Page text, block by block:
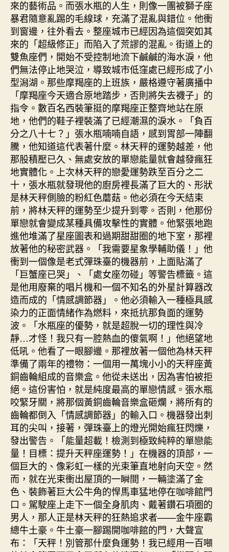
來的藝術品。而張水瓶的人生，則像一團被獅子座
暴君隨意亂踢的毛線球，充滿了混亂與錯位。他衝
到窗邊，往外看去。整座城市已經因為這個突如其
來的「超級修正」而陷入了荒謬的混亂。街道上的
雙魚座們，開始不受控制地流下鹹鹹的海水淚，他
們無法停止地哭泣，導致城市低窪處已經形成了小
型潟湖。那些摩羯座的上班族，嚴格遵守著廣播中
「摩羯座今天適合原地踏步，否則將失去襪子」的
指令。數百名西裝筆挺的摩羯座正整齊地站在原
地，他們的鞋子裡裝滿了已經潮濕的淚水。「負百
分之八十七？」張水瓶喃喃自語，感到胃部一陣翻
騰，他知道這代表著什麼。林天秤的運勢越差，他
那股積壓已久、無處安放的單戀能量就會越發瘋狂
地實體化。上次林天秤的戀愛運勢跌至百分之二
十，張水瓶就發現他的廚房裡長滿了巨大的、形狀
是林天秤側臉的粉紅色蘑菇。他必須在今天結束
前，將林天秤的運勢至少提升到零。否則，他那份
單戀就會變成某種具備攻擊性的實體。他緊張地跑
進他堆滿了星座圖表和過期甜甜圈的地下室，那裡
放著他的秘密武器。「我需要星象學輔助儀！」他
衝到一個像是老式彈珠臺的機器前，上面貼滿了
「巨蟹座已哭」、「處女座勿碰」等警告標籤。這
是他用廢棄的唱片機和一個不知名的外星計算器改
造而成的「情感調節器」。他必須輸入一種極具感
染力的正面情緒作為燃料，來抵抗那負面的運勢
波。「水瓶座的優勢，就是超脫一切的理性與冷
靜…才怪！我只有一腔熱血的傻氣啊！」他絕望地
低吼。他看了一眼腳邊。那裡放著一個他為林天秤
準備了兩年的禮物：一個用一萬塊小小的天秤座黃
銅齒輪組成的音樂盒。他從未送出，因為害怕被拒
絕。這份害怕，就是純度最高的單戀情感。張水瓶
咬緊牙關，將那個黃銅齒輪音樂盒砸爛，將所有的
齒輪都倒入「情感調節器」的輸入口。機器發出刺
耳的尖叫，接著，彈珠臺上的燈光開始瘋狂閃爍，
發出警告。「能量超載！檢測到極致純粹的單戀能
量！目標：提升天秤座運勢！」在機器的頂部，一
個巨大的、像彩虹一樣的光束筆直地射向天空。然
而，就在光束衝出屋頂的一瞬間，一輛塗滿了金
色、裝飾著巨大公牛角的悍馬車猛地停在咖啡館門
口。駕駛座上走下一個全身肌肉、戴著鑽石項圈的
男人，那人正是林天秤的狂熱追求者——金牛座霸
總牛土豪。牛土豪一腳踢開咖啡館的門，大聲宣
布：「天秤！別管那什麼負運勢！我已經用一百噸